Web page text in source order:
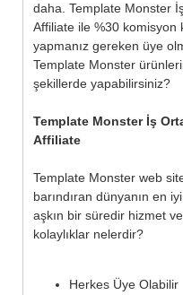
daha. Template Monster
Affiliate ile %30 komisyon
yapmanız gereken üye
Template Monster
şekillerde yapabilirsiniz?
Template Monster İş
Affiliate
Template Monster web
barındıran dünyanın en
aşkın bir süredir hizmet
kolaylıklar nelerdir?
Herkes Üye Olabilir